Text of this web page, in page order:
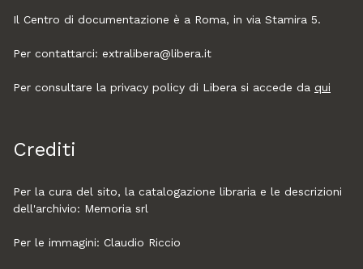
Il Centro di documentazione è a Roma, in via Stamira 5.
Per contattarci: extralibera@libera.it
Per consultare la privacy policy di Libera si accede da qui
Crediti
Per la cura del sito, la catalogazione libraria e le descrizioni
dell'archivio: Memoria srl
Per le immagini: Claudio Riccio